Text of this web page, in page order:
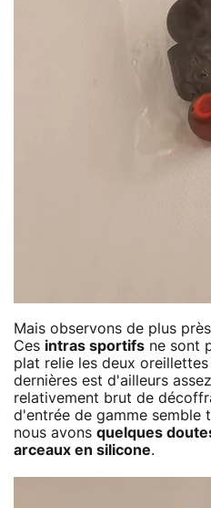
Mais observons de plus
Ces intras sportifs ne sont
plat relie les deux
dernières est d'ailleurs
relativement brut de
d'entrée de gamme semble
nous avons quelques
arceaux en silicone.